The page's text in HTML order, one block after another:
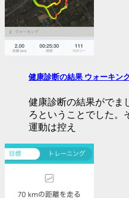
健康診断の結果 ウォーキン
健康診断の結果がでま
ろということでした。
運動は控え